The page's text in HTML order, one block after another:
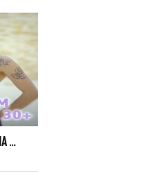
PROGRAM ZDROWA-ZGRABNA-SPRAWNA SPECJALNIE DLA KOBIET PO TRZYDZIESTCE